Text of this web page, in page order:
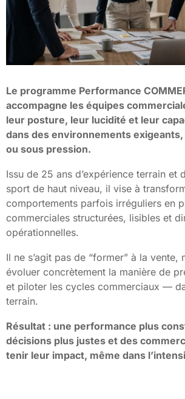
Le programme Performance
accompagne les équipes
leur posture, leur lucidité et leur
dans des environnements
ou sous pression.
Issu de 25 ans d’expérience terrain et
sport de haut niveau, il vise à
comportements parfois irréguliers en
commerciales structurées, lisibles et
opérationnelles.
Il ne s’agit pas de “former” à la vente,
évoluer concrètement la manière de
et piloter les cycles commerciaux —
terrain.
Résultat : une performance plus
décisions plus justes et des
tenir leur impact, même dans